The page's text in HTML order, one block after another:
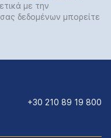
με την
δεδομένων μπορείτε
+30 210 89 19 800